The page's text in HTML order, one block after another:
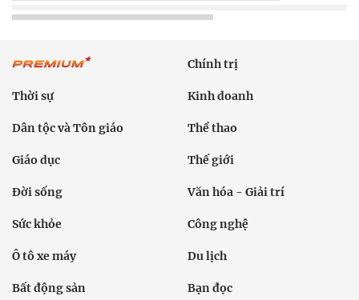
Chính trị
Thời sự Kinh doanh
Dân tộc và Tôn giáo Thể thao
Giáo dục Thế giới
Đời sống Văn hóa - Giải trí
Sức khỏe Công nghệ
Ô tô xe máy Du lịch
Bất động sản Bạn đọc